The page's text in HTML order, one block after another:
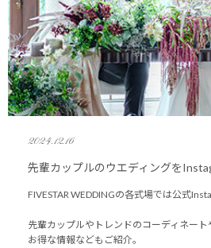
2024.12.16
先輩カップルのウエディングを
FIVESTAR WEDDINGの各式場では公式
先輩カップルやトレンドのコーディネート
お得な情報などもご紹介。